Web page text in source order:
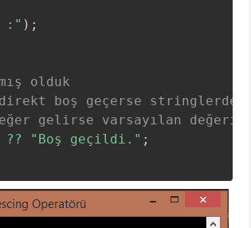
:" ) ;
olduk
direkt boş geçerse stringlerde
gelirse varsayılan değeri
?? "Boş geçildi." ;